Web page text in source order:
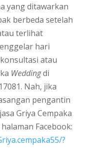
yang ditawarkan
berbeda setelah
terlihat
hari
atau
Weddingdi
Nah, jika
pengantin
Griya Cempaka
Facebook:
?